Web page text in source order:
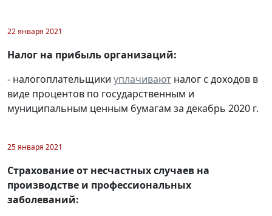
22 января 2021
Налог на прибыль организаций:
- налогоплательщики уплачивают налог с доходов в
виде процентов по государственным и
муниципальным ценным бумагам за декабрь 2020 г.
25 января 2021
Страхование от несчастных случаев на
производстве и профессиональных
заболеваний: